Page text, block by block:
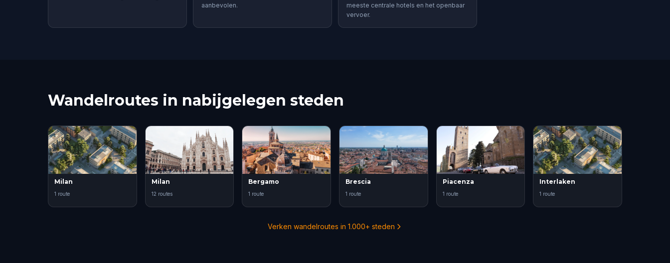
aanbevolen.
meeste centrale hotels en het openbaar
vervoer.
Wandelroutes in nabijgelegen steden
Milan
1 route
Milan
12 routes
Bergamo
1 route
Brescia
1 route
Piacenza
1 route
Interlaken
1 route
Verken wandelroutes in 1.000+ steden